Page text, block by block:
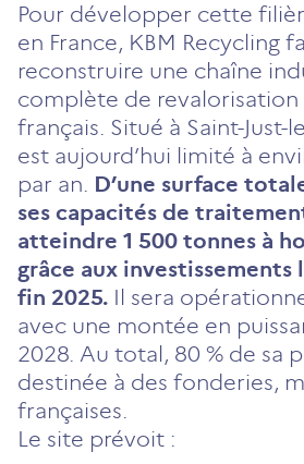
Pour développer cette
en France, KBM Recycling
reconstruire une chaîne
complète de
français. Situé à Saint-Just-
est aujourd’hui limité à
par an. D’une surface
ses capacités de
atteindre 1 500 tonnes à
grâce aux investissements
fin 2025. Il sera
avec une montée en
2028. Au total, 80 % de sa
destinée à des fonderies,
françaises.
Le site prévoit :